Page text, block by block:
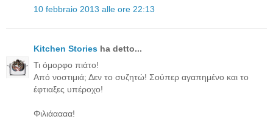
10 febbraio 2013 alle ore 22:13
Kitchen Stories ha detto...
Τι όμορφο πιάτο!
Από νοστιμιά; Δεν το συζητώ! Σούπερ αγαπημένο και το
έφτιαξες υπέροχο!
Φιλιάαααα!